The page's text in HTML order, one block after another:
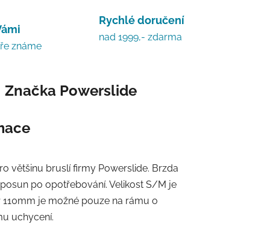
známe
Rychlé doručení
nad 1999,- zdarma
Značka Powerslide
většinu bruslí firmy Powerslide. Brzda
po opotřebování. Velikost S/M je
je možné pouze na rámu o
uchycení.